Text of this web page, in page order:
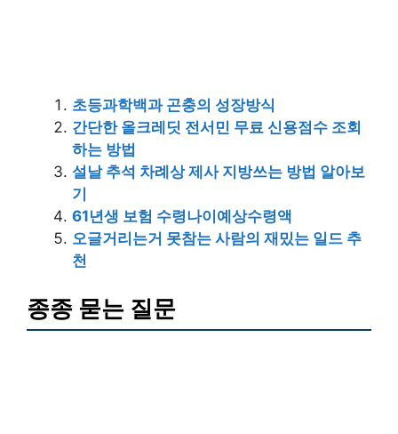
초등과학백과 곤충의 성장방식
간단한 올크레딧 전서민 무료 신용점수 조회
하는 방법
설날 추석 차례상 제사 지방쓰는 방법 알아보
기
61년생 보험 수령나이예상수령액
오글거리는거 못참는 사람의 재밌는 일드 추
천
종종 묻는 질문